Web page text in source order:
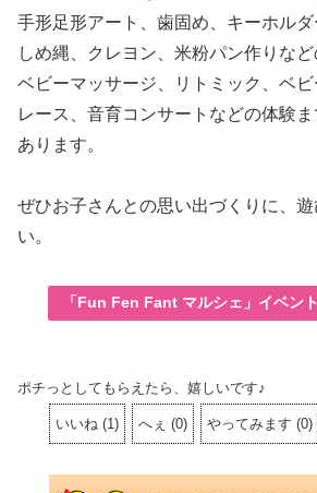
手形足形アート、歯固め、キーホルダ
しめ縄、クレヨン、米粉パン作りなど
ベビーマッサージ、リトミック、ベ
レース、音育コンサートなどの体験
あります。
ぜひお子さんとの思い出づくりに、
い。
「Fun Fen Fant マルシェ」イベン
ポチっとしてもらえたら、嬉しいです♪
いいね (1) へぇ (0) やってみます (0)